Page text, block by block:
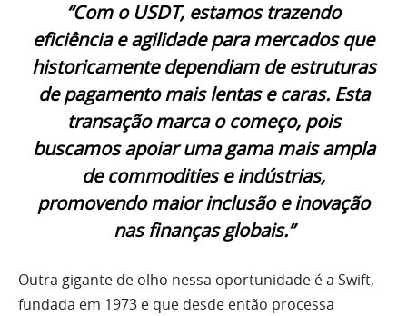
“Com o USDT, estamos trazendo
eficiência e agilidade para mercados que
historicamente dependiam de estruturas
de pagamento mais lentas e caras. Esta
transação marca o começo, pois
buscamos apoiar uma gama mais ampla
de commodities e indústrias,
promovendo maior inclusão e inovação
nas finanças globais.”
Outra gigante de olho nessa oportunidade é a Swift,
fundada em 1973 e que desde então processa